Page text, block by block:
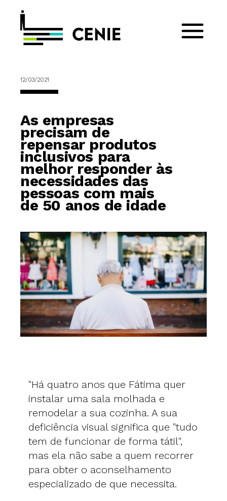
12/03/2021
As empresas
precisam de
repensar produtos
inclusivos para
melhor responder às
necessidades das
pessoas com mais
de 50 anos de idade
"Há quatro anos que Fátima quer
instalar uma sala molhada e
remodelar a sua cozinha. A sua
deficiência visual significa que "tudo
tem de funcionar de forma tátil",
mas ela não sabe a quem recorrer
para obter o aconselhamento
especializado de que necessita.